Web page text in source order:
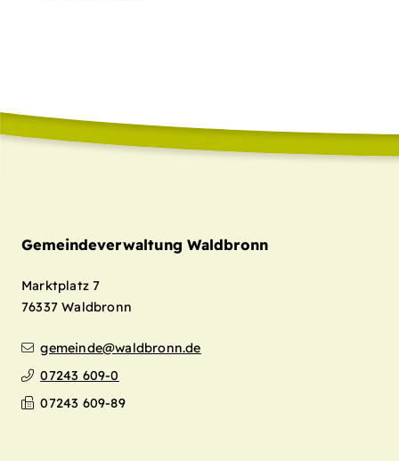
Gemeindeverwaltung Waldbronn
Marktplatz 7
76337 Waldbronn
gemeinde@waldbronn.de
07243 609-0
07243 609-89